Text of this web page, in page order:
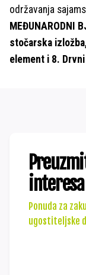
održavanja
MEĐUNARODNI
stočarska
element i 8.
interesa
Ponuda za
ugostiteljske